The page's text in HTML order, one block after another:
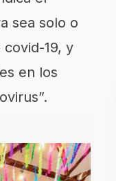
sea solo o
19, y
en los